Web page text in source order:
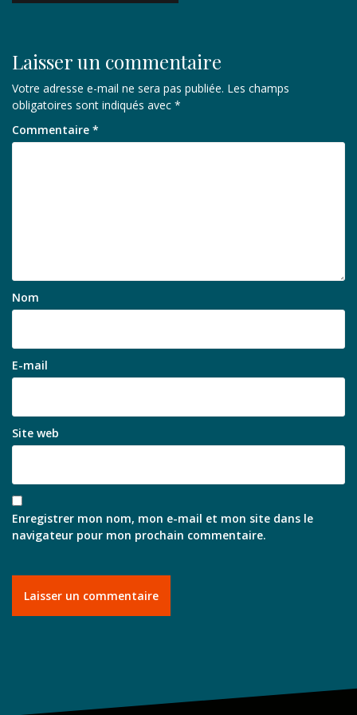
l’article
Laisser un commentaire
Votre adresse e-mail ne sera pas publiée. Les champs
obligatoires sont indiqués avec *
Commentaire *
Nom
E-mail
Site web
Enregistrer mon nom, mon e-mail et mon site dans le
navigateur pour mon prochain commentaire.